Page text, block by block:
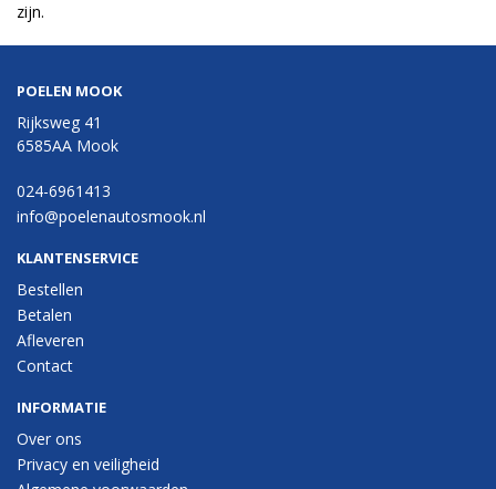
zijn.
POELEN MOOK
Rijksweg 41
6585AA Mook
024-6961413
info@poelenautosmook.nl
KLANTENSERVICE
Bestellen
Betalen
Afleveren
Contact
INFORMATIE
Over ons
Privacy en veiligheid